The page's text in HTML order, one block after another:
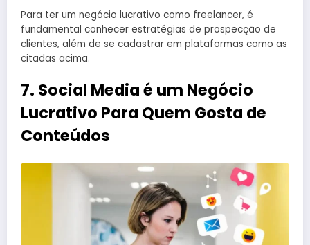
Para ter um negócio lucrativo como freelancer, é
fundamental conhecer estratégias de prospecção de
clientes, além de se cadastrar em plataformas como as
citadas acima.
7. Social Media é um Negócio
Lucrativo Para Quem Gosta de
Conteúdos